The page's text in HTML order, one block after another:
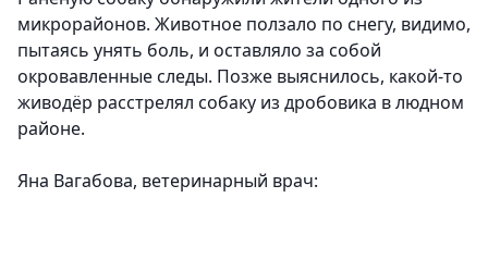
микрорайонов. Животное ползало по снегу, видимо,
пытаясь унять боль, и оставляло за собой
окровавленные следы. Позже выяснилось, какой-то
живодёр расстрелял собаку из дробовика в людном
районе.
Яна Вагабова, ветеринарный врач: